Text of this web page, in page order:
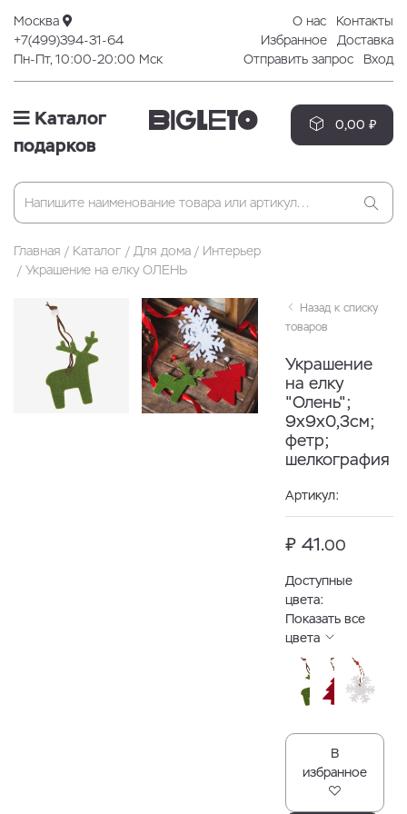
Москва
+7(499)394-31-64
Пн-Пт, 10:00-20:00 Мск
О нас
Контакты
Избранное
Доставка
Отправить запрос
Вход
Каталог
подарков
0,00 ₽
Главная Каталог Для дома
Интерьер
Украшение на елку ОЛЕНЬ
Назад к списку
товаров
Украшение
на елку
"Олень";
9х9х0,3см;
фетр;
шелкография
Артикул:
₽ 41.00
Доступные
цвета:
Показать все
цвета
В
избранное